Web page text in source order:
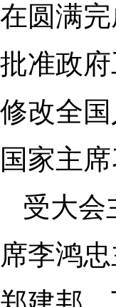
在圆满
批准政
修改全
国家主
受大会
席李鸿